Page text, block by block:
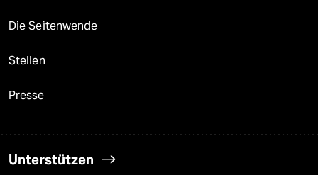
Die Seitenwende
Stellen
Presse
Unterstützen